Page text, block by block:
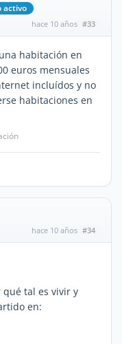
activo
hace 10 años #33
habitación en
euros mensuales
incluídos y no
habitaciones en
hace 10 años #34
tal es vivir y
en: